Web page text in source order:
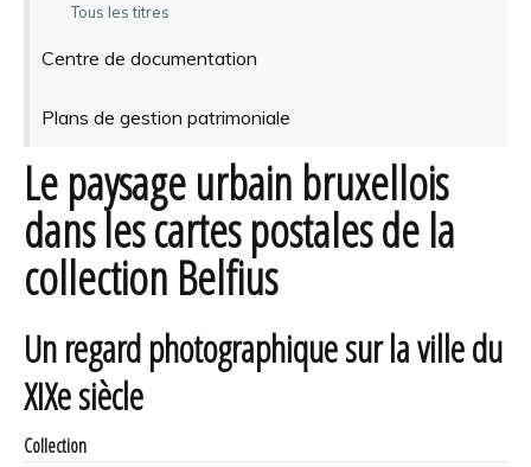
Tous les titres
Centre de documentation
Plans de gestion patrimoniale
Le paysage urbain bruxellois
dans les cartes postales de la
collection Belfius
Un regard photographique sur la ville du
XIXe siècle
Collection